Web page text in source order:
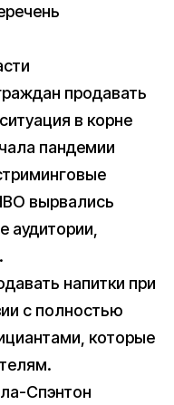
продавать
в корне
пандемии
вырвались
аудитории,
напитки при
с полностью
которые
Спэнтон